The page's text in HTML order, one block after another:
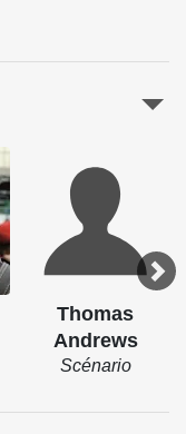
Thomas
Andrews
Scénario